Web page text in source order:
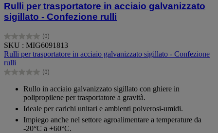
Rulli per trasportatore in acciaio galvanizzato
sigillato - Confezione rulli
(0)
0.0
su
5
stelle.
SKU : MIG6091813
Rulli per trasportatore in acciaio galvanizzato sigillato - Confezione
rulli
(0)
0.0
Rullo in acciaio galvanizzato sigillato con ghiere in
polipropilene per trasportatore a gravità.
Ideale per carichi unitari e ambienti polverosi-umidi.
Impiego anche nel settore agroalimentare a temperature da
-20°C a +60°C.